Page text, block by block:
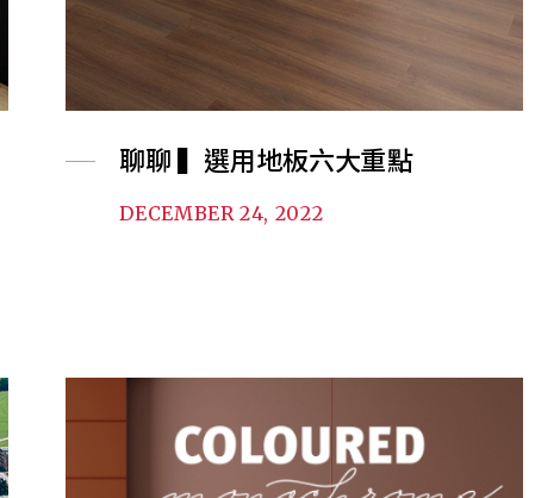
聊聊 ▍選用地板六大重點
DECEMBER 24, 2022